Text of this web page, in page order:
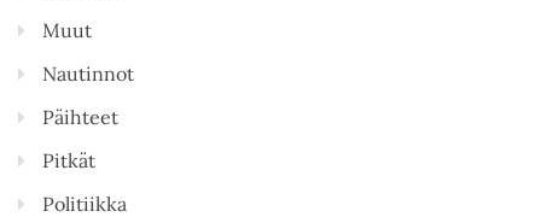
Muut
Nautinnot
Päihteet
Pitkät
Politiikka